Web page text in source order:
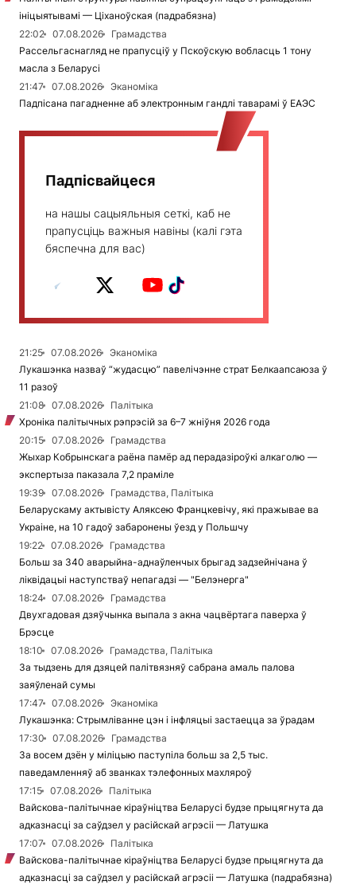
ініцыятывамі — Ціханоўская (падрабязна)
22:02
07.08.2026
Грамадства
Рассельгаснагляд не прапусціў у Пскоўскую вобласць 1 тону
масла з Беларусі
21:47
07.08.2026
Эканоміка
Падпісана пагадненне аб электронным гандлі таварамі ў ЕАЭС
Падпісвайцеся
на нашы сацыяльныя сеткі, каб не
прапусціць важныя навіны (калі гэта
бяспечна для вас)
21:25 07.08.2026
Эканоміка
Лукашэнка назваў “жудасцю” павелічэнне страт Белкаапсаюза ў
11 разоў
21:08
07.08.2026
Палітыка
Хроніка палітычных рэпрэсій за 6–7 жніўня 2026 года
20:15
07.08.2026
Грамадства
Жыхар Кобрынскага раёна памёр ад перадазіроўкі алкаголю —
экспертыза паказала 7,2 праміле
19:39
07.08.2026
Грамадства, Палітыка
Беларускаму актывісту Аляксею Францкевічу, які пражывае ва
Украіне, на 10 гадоў забаронены ўезд у Польшчу
19:22
07.08.2026
Грамадства
Больш за 340 аварыйна-аднаўленчых брыгад задзейнічана ў
ліквідацыі наступстваў непагадзі — "Белэнерга"
18:24
07.08.2026
Грамадства
Двухгадовая дзяўчынка выпала з акна чацвёртага паверха ў
Брэсце
18:10
07.08.2026
Грамадства, Палітыка
За тыдзень для дзяцей палітвязняў сабрана амаль палова
заяўленай сумы
17:47
07.08.2026
Эканоміка
Лукашэнка: Стрымліванне цэн і інфляцыі застаецца за ўрадам
17:30
07.08.2026
Грамадства
За восем дзён у міліцыю паступіла больш за 2,5 тыс.
паведамленняў аб званках тэлефонных махляроў
17:15
07.08.2026
Палітыка
Вайскова-палітычнае кіраўніцтва Беларусі будзе прыцягнута да
адказнасці за саўдзел у расійскай агрэсіі — Латушка
17:07
07.08.2026
Палітыка
Вайскова-палітычнае кіраўніцтва Беларусі будзе прыцягнута да
адказнасці за саўдзел у расійскай агрэсіі — Латушка (падрабязна)